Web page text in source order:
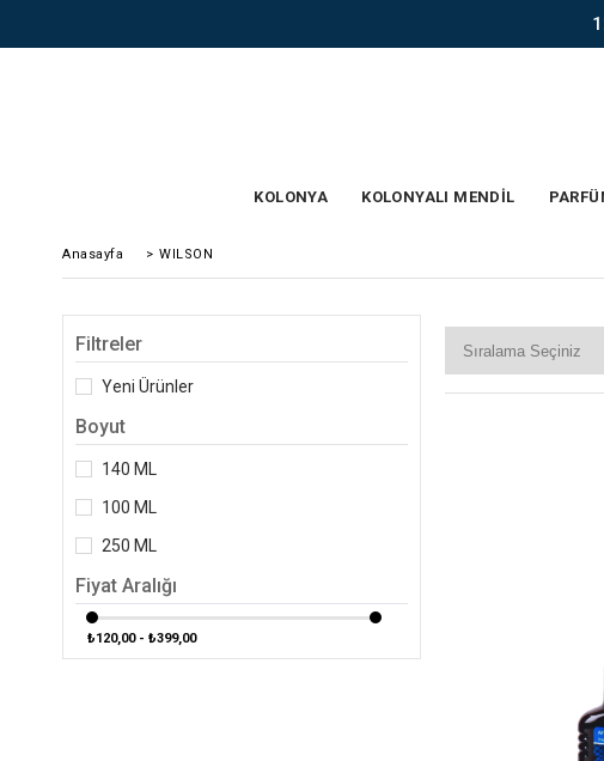
KOLONYA KOLONYALI MENDİL
Anasayfa > WILSON
Filtreler
Yeni Ürünler
Boyut
140 ML
100 ML
250 ML
Fiyat Aralığı
₺120,00 - ₺399,00